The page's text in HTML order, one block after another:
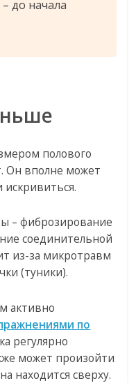
до начала
полового
Он вполне может
– фиброзирование
соединительной
из-за микротравм
(туники).
активно
по
регулярно
может произойти
находится сверху.